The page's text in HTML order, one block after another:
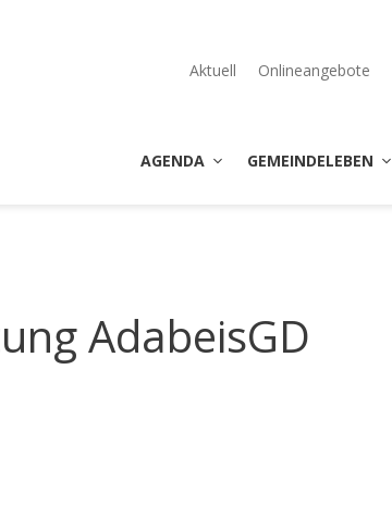
Aktuell Onlineangebote
AGENDA GEMEINDELEBEN
AdabeisGD